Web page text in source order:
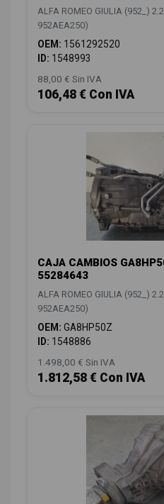
ALFA ROMEO GIULIA (952_)
952AEA250)
OEM: 1561292520
ID: 1548993
88,00 € Sin IVA
106,48 € Con IVA
CAJA CAMBIOS
55284643
ALFA ROMEO GIULIA (952_)
952AEA250)
OEM: GA8HP50Z
ID: 1548886
1.498,00 € Sin IVA
1.812,58 € Con IVA